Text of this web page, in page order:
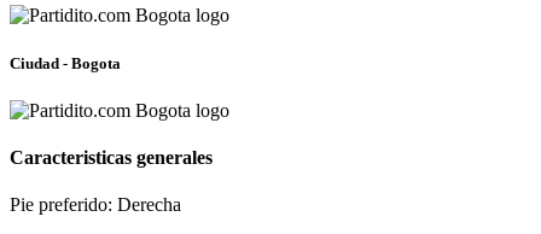
Ciudad - Bogota
Caracteristicas generales
Pie preferido: Derecha